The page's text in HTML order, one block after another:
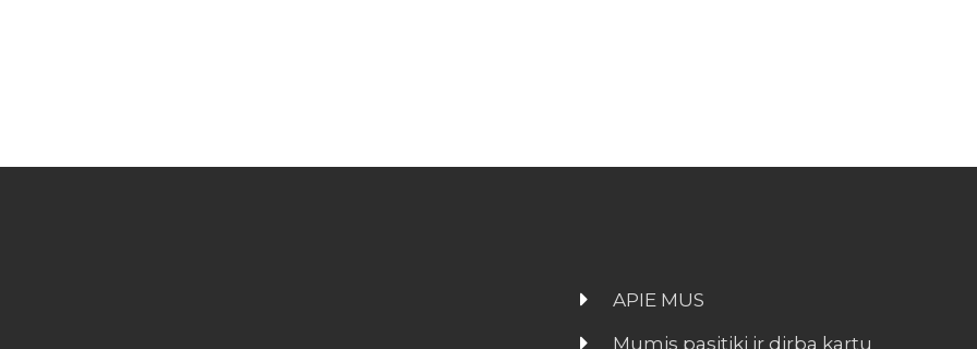
APIE MUS
Mumis pasitiki ir dirba kartu